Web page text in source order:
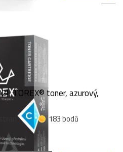
TOREX® toner, azurový,
183 bodů